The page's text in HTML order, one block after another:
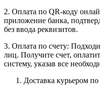
2. Оплата по QR-коду
приложение банка,
без ввода реквизитов.
3. Оплата по счету:
лиц. Получите счет,
систему, указав все
Доставка курьером